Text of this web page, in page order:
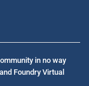
in no way
Foundry Virtual